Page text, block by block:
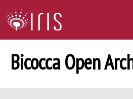
Bicocca Open